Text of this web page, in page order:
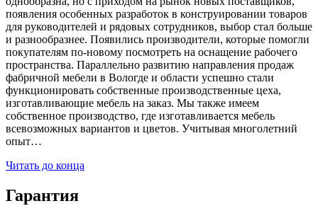
появления особенных разработок в конструировании товаров
для руководителей и рядовых сотрудников, выбор стал больше
и разнообразнее. Появились производители, которые помогли
покупателям по-новому посмотреть на оснащение рабочего
пространства. Параллельно развитию направления продаж
фабричной мебели в Вологде и области успешно стали
функционировать собственные производственные цеха,
изготавливающие мебель на заказ. Мы также имеем
собственное производство, где изготавливается мебель
всевозможных вариантов и цветов. Учитывая многолетний
опыт…
Читать до конца
Гарантия